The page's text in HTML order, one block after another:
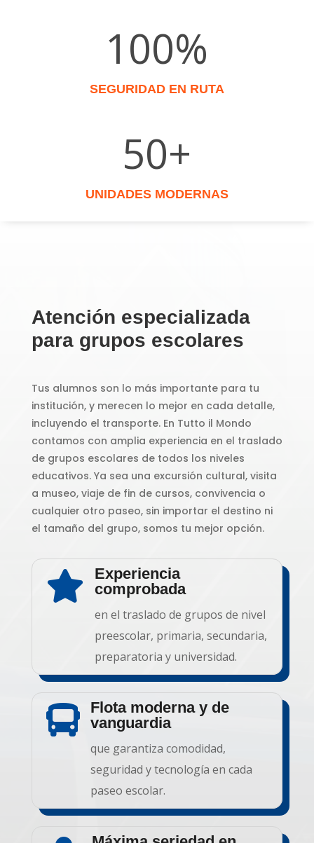
100%
SEGURIDAD EN RUTA
50+
UNIDADES MODERNAS
Atención especializada
para grupos escolares
Tus alumnos son lo más importante para tu
institución, y merecen lo mejor en cada detalle,
incluyendo el transporte. En Tutto il Mondo
contamos con amplia experiencia en el traslado
de grupos escolares de todos los niveles
educativos. Ya sea una excursión cultural, visita
a museo, viaje de fin de cursos, convivencia o
cualquier otro paseo, sin importar el destino ni
el tamaño del grupo, somos tu mejor opción.

Experiencia
comprobada
en el traslado de grupos de nivel
preescolar, primaria, secundaria,
preparatoria y universidad.

Flota moderna y de
vanguardia
que garantiza comodidad,
seguridad y tecnología en cada
paseo escolar.